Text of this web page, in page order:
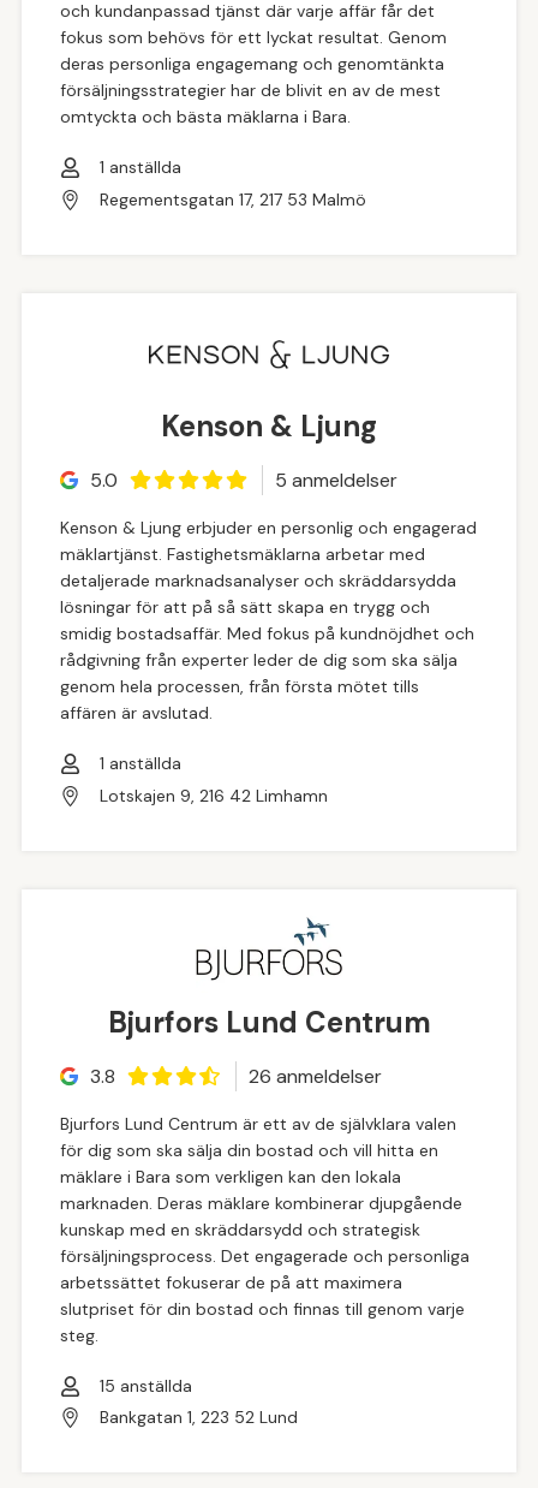
och kundanpassad tjänst där varje affär får det
fokus som behövs för ett lyckat resultat. Genom
deras personliga engagemang och genomtänkta
försäljningsstrategier har de blivit en av de mest
omtyckta och bästa mäklarna i Bara.
1 anställda
Regementsgatan 17, 217 53 Malmö
Kenson & Ljung
5.0 5 anmeldelser
Kenson & Ljung erbjuder en personlig och engagerad
mäklartjänst. Fastighetsmäklarna arbetar med
detaljerade marknadsanalyser och skräddarsydda
lösningar för att på så sätt skapa en trygg och
smidig bostadsaffär. Med fokus på kundnöjdhet och
rådgivning från experter leder de dig som ska sälja
genom hela processen, från första mötet tills
affären är avslutad.
1 anställda
Lotskajen 9, 216 42 Limhamn
Bjurfors Lund Centrum
3.8 26 anmeldelser
Bjurfors Lund Centrum är ett av de självklara valen
för dig som ska sälja din bostad och vill hitta en
mäklare i Bara som verkligen kan den lokala
marknaden. Deras mäklare kombinerar djupgående
kunskap med en skräddarsydd och strategisk
försäljningsprocess. Det engagerade och personliga
arbetssättet fokuserar de på att maximera
slutpriset för din bostad och finnas till genom varje
steg.
15 anställda
Bankgatan 1, 223 52 Lund